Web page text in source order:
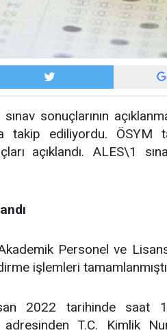
sonuçlarının
ediliyordu. ÖSYM
açıklandı. ALES\1
Personel ve
işlemleri
2022 tarihinde saat
T.C. Kimlik